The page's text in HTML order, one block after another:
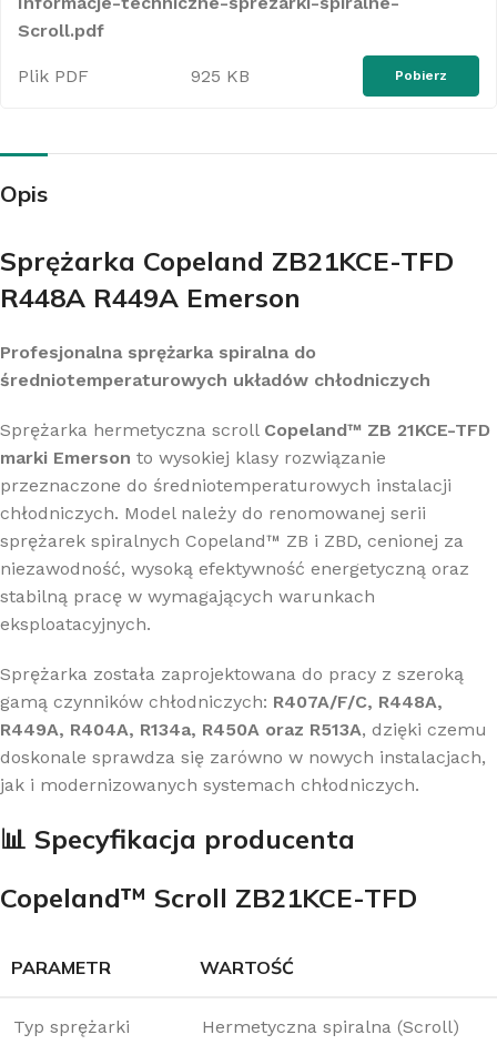
Scroll.pdf
Plik PDF 925 KB Pobierz
Opis
Sprężarka Copeland ZB21KCE-TFD
R448A R449A Emerson
Profesjonalna sprężarka spiralna do
średniotemperaturowych układów chłodniczych
Sprężarka hermetyczna scroll Copeland™ ZB 21KCE-TFD
marki Emerson to wysokiej klasy rozwiązanie
przeznaczone do średniotemperaturowych instalacji
chłodniczych. Model należy do renomowanej serii
sprężarek spiralnych Copeland™ ZB i ZBD, cenionej za
niezawodność, wysoką efektywność energetyczną oraz
stabilną pracę w wymagających warunkach
eksploatacyjnych.
Sprężarka została zaprojektowana do pracy z szeroką
gamą czynników chłodniczych: R407A/F/C, R448A,
R449A, R404A, R134a, R450A oraz R513A, dzięki czemu
doskonale sprawdza się zarówno w nowych instalacjach,
jak i modernizowanych systemach chłodniczych.
📊 Specyfikacja producenta
Copeland™ Scroll ZB21KCE-TFD
PARAMETR WARTOŚĆ
Typ sprężarki Hermetyczna spiralna (Scroll)